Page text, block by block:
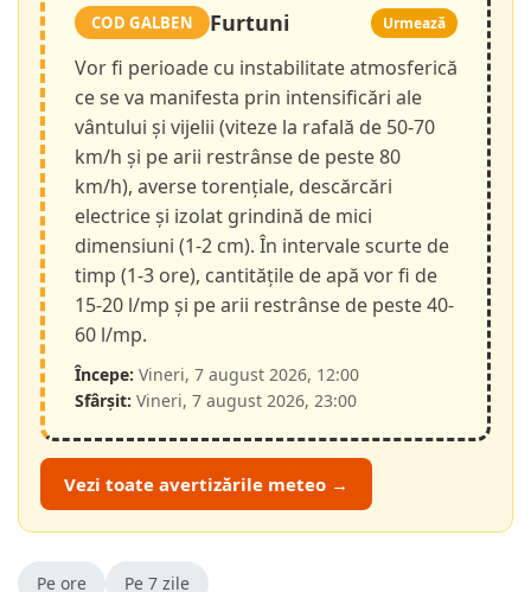
COD GALBEN Furtuni Urmează
Vor fi perioade cu instabilitate atmosferică
ce se va manifesta prin intensificări ale
vântului și vijelii (viteze la rafală de 50-70
km/h și pe arii restrânse de peste 80
km/h), averse torențiale, descărcări
electrice și izolat grindină de mici
dimensiuni (1-2 cm). În intervale scurte de
timp (1-3 ore), cantitățile de apă vor fi de
15-20 l/mp și pe arii restrânse de peste 40-
60 l/mp.
Începe: Vineri, 7 august 2026, 12:00
Sfârșit: Vineri, 7 august 2026, 23:00
Vezi toate avertizările meteo →
Pe ore Pe 7 zile